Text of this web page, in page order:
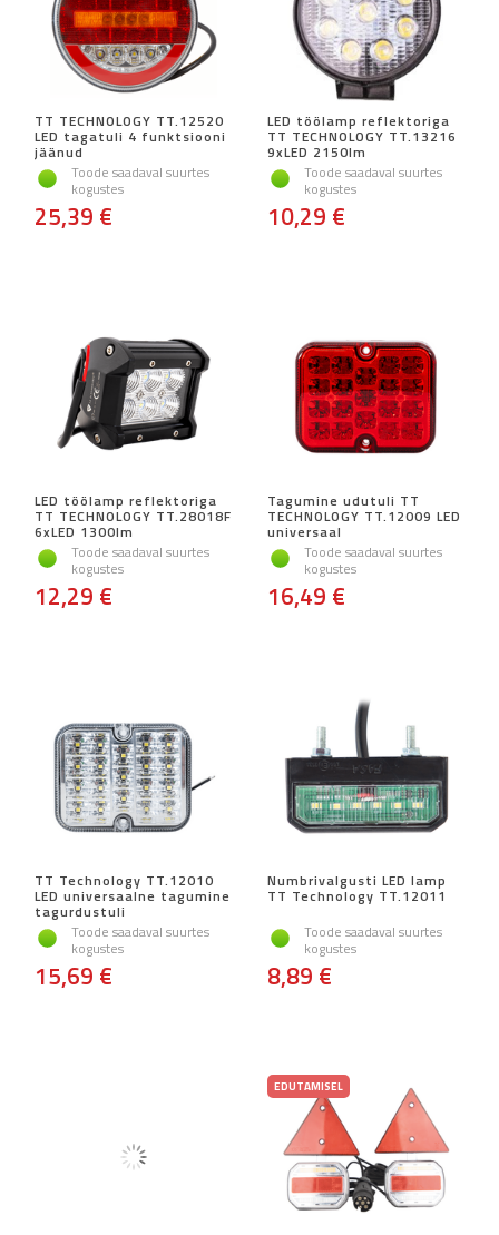
TT TECHNOLOGY TT.12520
LED tagatuli 4 funktsiooni
jäänud
Toode saadaval suurtes
kogustes
25,39 €
LED töölamp reflektoriga
TT TECHNOLOGY TT.13216
9xLED 2150lm
Toode saadaval suurtes
kogustes
10,29 €
LED töölamp reflektoriga
TT TECHNOLOGY TT.28018F
6xLED 1300lm
Toode saadaval suurtes
kogustes
12,29 €
Tagumine udutuli TT
TECHNOLOGY TT.12009 LED
universaal
Toode saadaval suurtes
kogustes
16,49 €
TT Technology TT.12010
LED universaalne tagumine
tagurdustuli
Toode saadaval suurtes
kogustes
15,69 €
Numbrivalgusti LED lamp
TT Technology TT.12011
Toode saadaval suurtes
kogustes
8,89 €
EDUTAMISEL